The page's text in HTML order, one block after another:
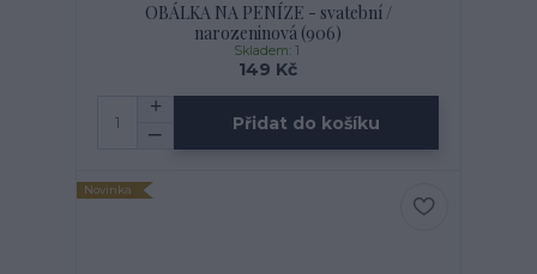
OBÁLKA NA PENÍZE - svatební /
narozeninová (906)
149 Kč
Skladem: 1
Přidat do košíku
Novinka